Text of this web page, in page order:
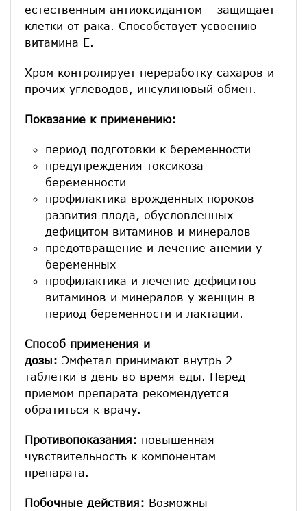
естественным антиоксидантом – защищает
клетки от рака. Способствует усвоению
витамина Е.
Хром контролирует переработку сахаров и
прочих углеводов, инсулиновый обмен.
Показание к применению:
период подготовки к беременности
предупреждения токсикоза
беременности
профилактика врожденных пороков
развития плода, обусловленных
дефицитом витаминов и минералов
предотвращение и лечение анемии у
беременных
профилактика и лечение дефицитов
витаминов и минералов у женщин в
период беременности и лактации.
Способ применения и
дозы: Эмфетал принимают внутрь 2
таблетки в день во время еды. Перед
приемом препарата рекомендуется
обратиться к врачу.
Противопоказания: повышенная
чувствительность к компонентам
препарата.
Побочные действия: Возможны